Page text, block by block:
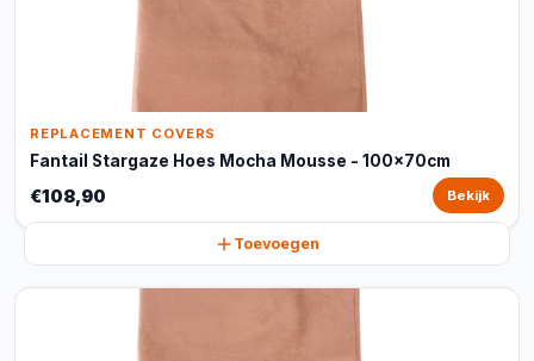
REPLACEMENT COVERS
Fantail Stargaze Hoes Mocha Mousse - 100x70cm
€108,90 Bekijk
Toevoegen